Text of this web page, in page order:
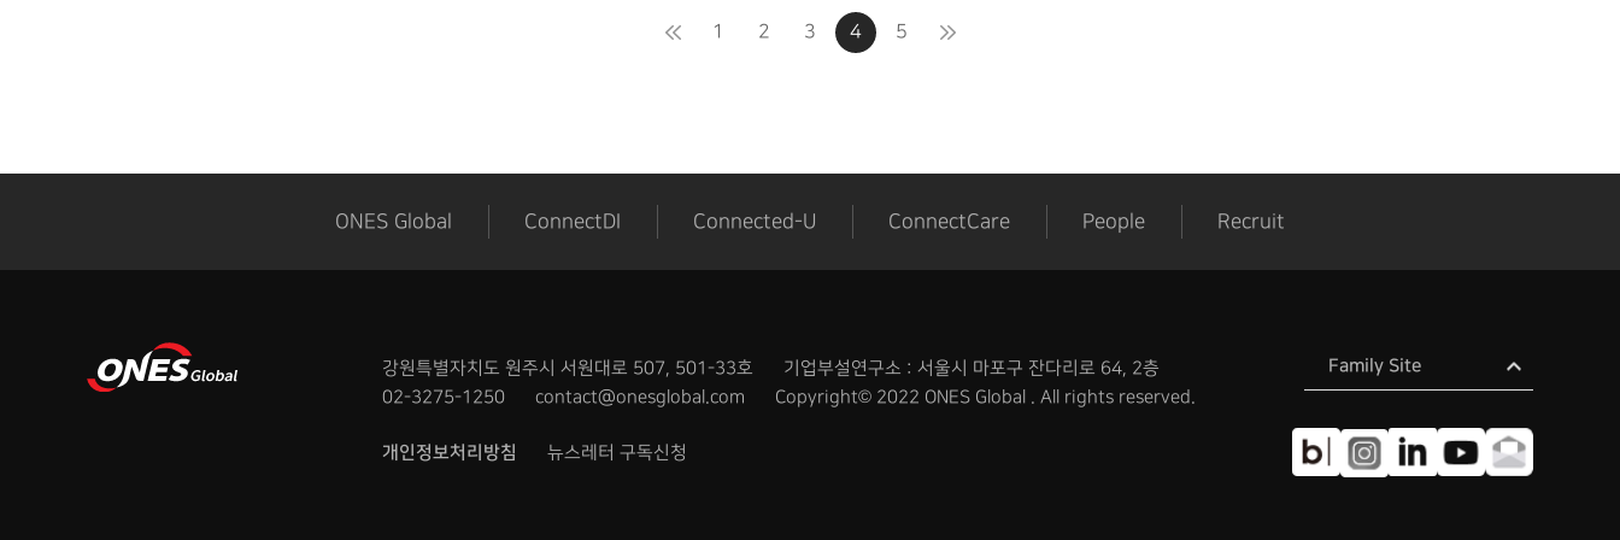
1 2 3 4 5
ONES Global ConnectDI Connected-U ConnectCare People Recruit
강원특별자치도 원주시 서원대로 507, 501-33호
기업부설연구소 : 서울시 마포구 잔다리로 64, 2층
02-3275-1250
contact@onesglobal.com Copyright© 2022 ONES Global . All rights reserved.
개인정보처리방침 뉴스레터 구독신청
Family Site